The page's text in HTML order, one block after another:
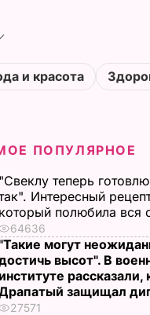
и красота
ПОПУЛЯРНОЕ
"Свеклу теперь
Интересный
который полюбила вся
64636
могут
высот". В
институте рассказали,
защищал
27571